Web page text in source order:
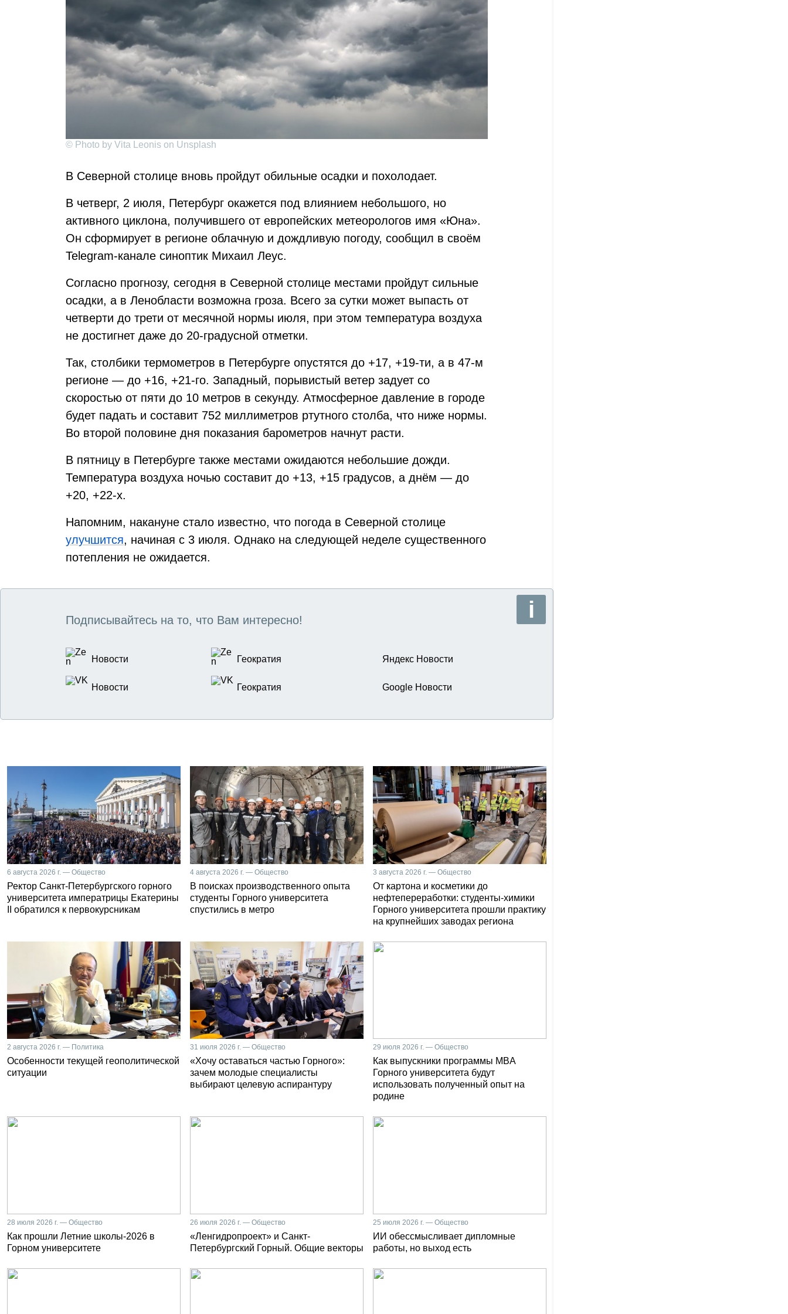
© Photo by Vita Leonis on Unsplash
В Северной столице вновь пройдут обильные осадки и похолодает.
В четверг, 2 июля, Петербург окажется под влиянием небольшого, но
активного циклона, получившего от европейских метеорологов имя «Юна».
Он сформирует в регионе облачную и дождливую погоду, сообщил в своём
Telegram-канале синоптик Михаил Леус.
Согласно прогнозу, сегодня в Северной столице местами пройдут сильные
осадки, а в Ленобласти возможна гроза. Всего за сутки может выпасть от
четверти до трети от месячной нормы июля, при этом температура воздуха
не достигнет даже до 20-градусной отметки.
Так, столбики термометров в Петербурге опустятся до +17, +19-ти, а в 47-м
регионе — до +16, +21-го. Западный, порывистый ветер задует со
скоростью от пяти до 10 метров в секунду. Атмосферное давление в городе
будет падать и составит 752 миллиметров ртутного столба, что ниже нормы.
Во второй половине дня показания барометров начнут расти.
В пятницу в Петербурге также местами ожидаются небольшие дожди.
Температура воздуха ночью составит до +13, +15 градусов, а днём — до
+20, +22-х.
Напомним, накануне стало известно, что погода в Северной столице
улучшится, начиная с 3 июля. Однако на следующей неделе существенного
потепления не ожидается.
Подписывайтесь на то, что Вам интересно!
Новости Геократия Яндекс Новости
Новости Геократия Google Новости
6 августа 2026 г. — Общество
Ректор Санкт-Петербургского горного
университета императрицы Екатерины
II обратился к первокурсникам
4 августа 2026 г. — Общество
В поисках производственного опыта
студенты Горного университета
спустились в метро
3 августа 2026 г. — Общество
От картона и косметики до
нефтепереработки: студенты-химики
Горного университета прошли практику
на крупнейших заводах региона
2 августа 2026 г. — Политика
Особенности текущей геополитической
ситуации
31 июля 2026 г. — Общество
«Хочу оставаться частью Горного»:
зачем молодые специалисты
выбирают целевую аспирантуру
29 июля 2026 г. — Общество
Как выпускники программы MBA
Горного университета будут
использовать полученный опыт на
родине
28 июля 2026 г. — Общество
Как прошли Летние школы-2026 в
Горном университете
26 июля 2026 г. — Общество
«Ленгидропроект» и Санкт-
Петербургский Горный. Общие векторы
25 июля 2026 г. — Общество
ИИ обессмысливает дипломные
работы, но выход есть